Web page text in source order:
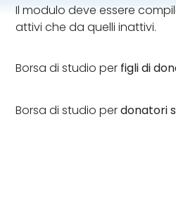
Il modulo deve essere
attivi che da quelli inattivi.
Borsa di studio per figli di
Borsa di studio perdonatori